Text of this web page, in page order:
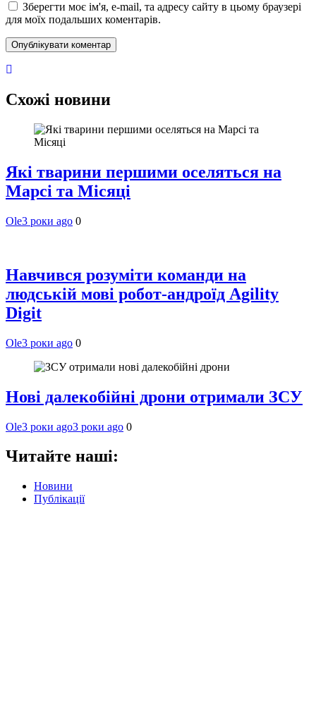
Зберегти моє ім'я, e-mail, та адресу сайту в цьому браузері
для моїх подальших коментарів.
Схожі новини
Які тварини першими оселяться на
Марсі та Місяці
Ole3 роки ago 0
Навчився розуміти команди на
людській мові робот-андроїд Agility
Digit
Ole3 роки ago 0
Нові далекобійні дрони отримали ЗСУ
Ole3 роки ago3 роки ago 0
Читайте наші:
Новини
Публікації